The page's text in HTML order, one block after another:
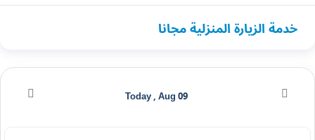
خدمة الزيارة المنزلية مجانا